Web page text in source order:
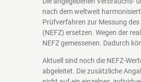
nach dem weltweit
Prüfverfahren zur Messung
(NEFZ) ersetzen. Wegen der
NEFZ gemessenen. Dadurch
Aktuell sind noch die NEFZ-
abgeleitet. Die zusätzliche